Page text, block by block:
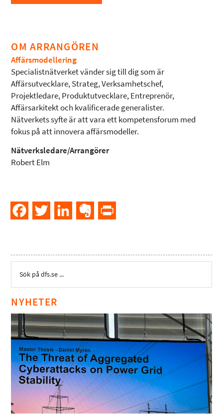
OM ARRANGÖREN
Affärsmodellering
Specialistnätverket vänder sig till dig som är
Affärsutvecklare, Strateg, Verksamhetschef,
Projektledare, Produktutvecklare, Entreprenör,
Affärsarkitekt och kvalificerade generalister.
Nätverkets syfte är att vara ett kompetensforum med
fokus på att innovera affärsmodeller.
Nätverksledare/Arrangörer
Robert Elm
FacebookTwitter LinkedInEvernote
NYHETER